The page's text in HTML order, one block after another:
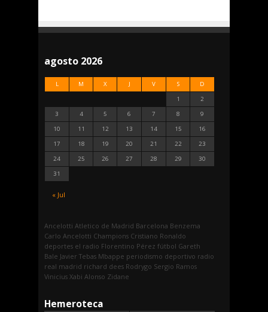
agosto 2026
L M X J V S D
« Jul
1
2
3
4 5 6 7 8
9
10
11 12 13 14 15
16
17
18 19 20 21 22
23
24
25 26 27 28 29
30
31
Ancelotti Atletico de Madrid Barcelona Benzema
Carlo Ancelotti Champions Cristiano Ronaldo
deportes el radio Florentino Pérez fútbol Gareth
Bale Javier Tebas Mbappe periodismo deportivo radio
real madrid richard dees Rodrygo Sergio Ramos
Vinicius Xabi Alonso Zidane
Hemeroteca